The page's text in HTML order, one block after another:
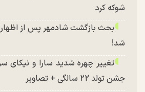
شوکه کرد
بحث بازگشت شادمهر پس از
شد!
تغییر چهره شدید سارا و نیکای
جشن تولد ۲۲ سالگی + تصاویر